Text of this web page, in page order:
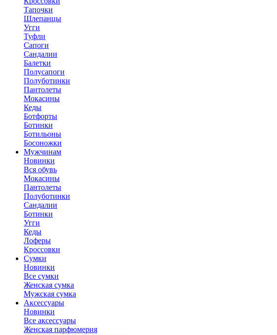
Тапочки
Шлепанцы
Угги
Туфли
Сапоги
Сандалии
Балетки
Полусапоги
Полуботинки
Пантолеты
Мокасины
Кеды
Ботфорты
Ботинки
Ботильоны
Босоножки
Мужчинам
Новинки
Вся обувь
Мокасины
Пантолеты
Полуботинки
Сандалии
Ботинки
Угги
Кеды
Лоферы
Кроссовки
Сумки
Новинки
Все сумки
Женская сумка
Мужская сумка
Аксессуары
Новинки
Все аксессуары
Женская парфюмерия